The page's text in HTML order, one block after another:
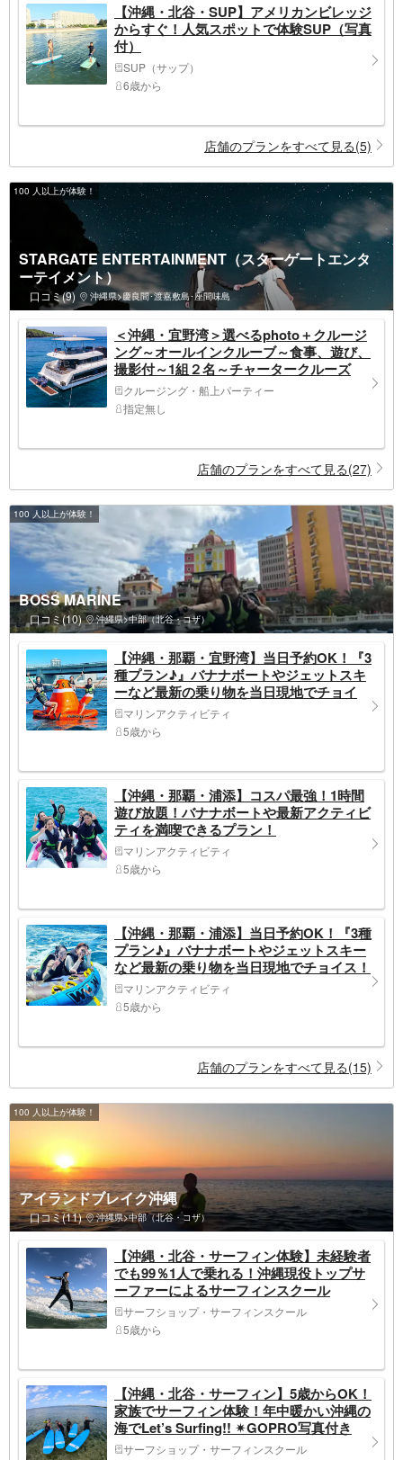
【沖縄・北谷・SUP】アメリカンビレッジ
からすぐ！人気スポットで体験SUP（写真
付）
SUP（サップ）
6歳から
店舗のプランをすべて見る(5)
100 人以上が体験！
STARGATE ENTERTAINMENT（スターゲートエンタ
ーテイメント）
口コミ(9) 沖縄県>慶良間･渡嘉敷島･座間味島
＜沖縄・宜野湾＞選べるphoto＋クルージ
ング～オールインクルーブ～食事、遊び、
撮影付～1組２名～チャータークルーズ
クルージング・船上パーティー
指定無し
店舗のプランをすべて見る(27)
100 人以上が体験！
BOSS MARINE
口コミ(10) 沖縄県>中部（北谷・コザ）
【沖縄・那覇・宜野湾】当日予約OK！『3
種プラン♪』バナナボートやジェットスキ
ーなど最新の乗り物を当日現地でチョイ
ス！
マリンアクティビティ
5歳から
【沖縄・那覇・浦添】コスパ最強！1時間
遊び放題！バナナボートや最新アクティビ
ティを満喫できるプラン！
マリンアクティビティ
5歳から
【沖縄・那覇・浦添】当日予約OK！『3種
プラン♪』バナナボートやジェットスキー
など最新の乗り物を当日現地でチョイス！
マリンアクティビティ
5歳から
店舗のプランをすべて見る(15)
100 人以上が体験！
アイランドブレイク沖縄
口コミ(11) 沖縄県>中部（北谷・コザ）
【沖縄・北谷・サーフィン体験】未経験者
でも99％1人で乗れる！沖縄現役トップサ
ーファーによるサーフィンスクール
✴︎GOPRO写真付き
サーフショップ・サーフィンスクール
5歳から
【沖縄・北谷・サーフィン】5歳からOK！
家族でサーフィン体験！年中暖かい沖縄の
海でLet’s Surfing!! ✴︎GOPRO写真付き
サーフショップ・サーフィンスクール